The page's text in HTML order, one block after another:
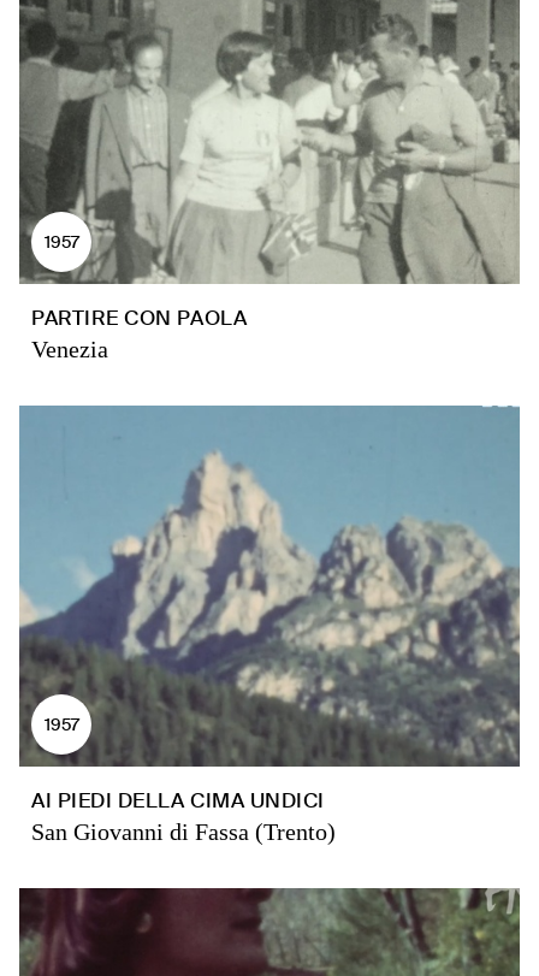
1957
PARTIRE CON PAOLA
Venezia
1957
AI PIEDI DELLA CIMA UNDICI
San Giovanni di Fassa (Trento)